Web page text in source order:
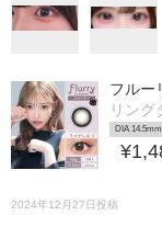
フルー
リング
DIA 14.5mm
2024年12月27日投稿